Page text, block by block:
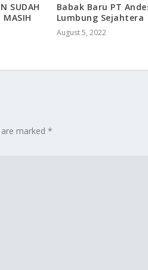
SUDAH
MASIH
Babak Baru PT
Lumbung Sejahtera
August 5, 2022
are marked*